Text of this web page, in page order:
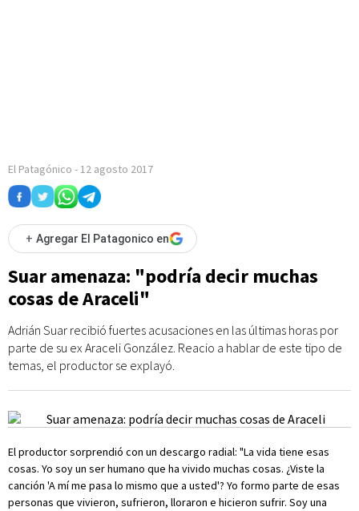
El Patagónico - 12 agosto 2017
+ Agregar El Patagonico en
Suar amenaza: "podría decir muchas
cosas de Araceli"
Adrián Suar recibió fuertes acusaciones en las últimas horas por
parte de su ex Araceli González. Reacio a hablar de este tipo de
temas, el productor se explayó.
El productor sorprendió con un descargo radial: "La vida tiene esas
cosas. Yo soy un ser humano que ha vivido muchas cosas. ¿Viste la
canción 'A mí me pasa lo mismo que a usted'? Yo formo parte de esas
personas que vivieron, sufrieron, lloraron e hicieron sufrir. Soy una